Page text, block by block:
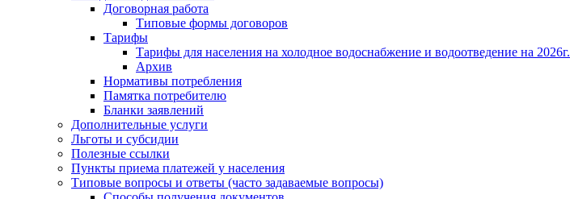
Договорная работа
Типовые формы договоров
Тарифы
Тарифы для населения на холодное водоснабжение и водоотведение на 2026г.
Архив
Нормативы потребления
Памятка потребителю
Бланки заявлений
Дополнительные услуги
Льготы и субсидии
Полезные ссылки
Пункты приема платежей у населения
Типовые вопросы и ответы (часто задаваемые вопросы)